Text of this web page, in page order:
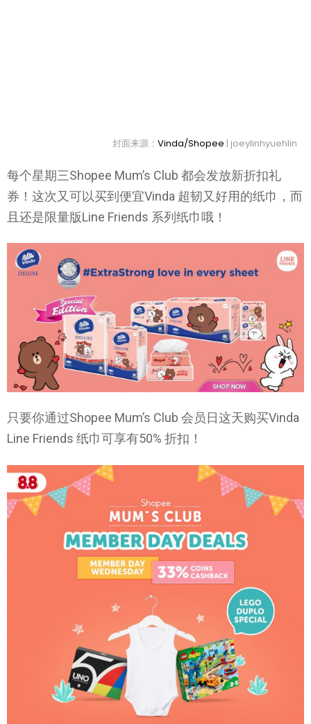
封面来源： Vinda/Shopee | joeylinhyuehlin
每个星期三Shopee Mum’s Club 都会发放新折扣礼
券！这次又可以买到便宜Vinda 超韧又好用的纸巾，而
且还是限量版Line Friends 系列纸巾哦！
只要你通过Shopee Mum’s Club 会员日这天购买Vinda
Line Friends 纸巾可享有50% 折扣！